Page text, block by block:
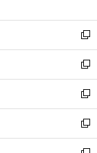
ウ
で
開
く
ン
ド
ウ
で
開
く
新
し
い
ウ
ィ
ン
ド
ウ
新
し
い
ウ
ィ
ン
新
し
い
ウ
新
し